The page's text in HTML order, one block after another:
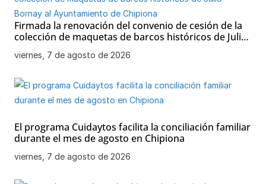
Firmada la renovación del convenio de cesión de la
colección de maquetas de barcos históricos de Julio
Bornay al Ayuntamiento de Chipiona
viernes, 7 de agosto de 2026
El programa Cuidaytos facilita la conciliación familiar
durante el mes de agosto en Chipiona
viernes, 7 de agosto de 2026